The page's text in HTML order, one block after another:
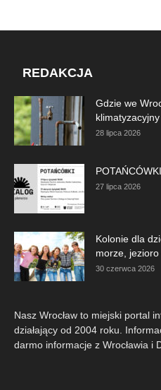
REDAKCJA
Gdzie we
28 lipca 2026
27 lipca 2026
Kolonie dla
morze, jezioro
30 czerwca 2026
Nasz Wrocław to miejski portal
działający od 2004 roku.
darmo informacje z Wrocławia i